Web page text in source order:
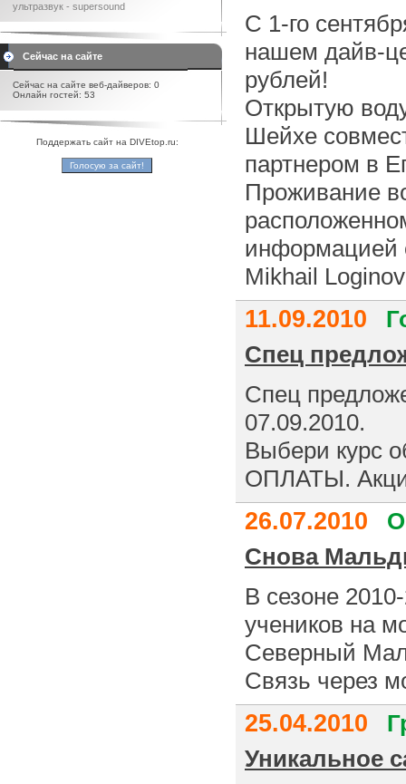
ультразвук - supersound
Сейчас на сайте
Сейчас на сайте веб-дайверов: 0
Онлайн гостей: 53
Поддержать сайт на DIVEtop.ru:
С 1-го
нашем дайв-
рублей!
Открытую
Шейхе
партнером в
Проживание
информацией
Mikhail
11.09.2010
Спец
Спец
07.09.2010.
Выбери курс
ОПЛАТЫ.
26.07.2010
Снова
В сезоне
учеников на
Северный
Связь через
25.04.2010
Уникальное